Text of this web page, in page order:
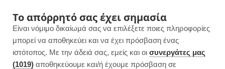
a
c
n
s
i
n
o
u
Το απόρρητό σας έχει σημασία
Είναι νόμιμο δικαίωμά σας να επιλέξετε ποιες πληροφορίες
μπορεί να αποθηκεύει και να έχει πρόσβαση ένας
ιστότοπος. Με την άδειά σας, εμείς και οι συνεργάτες μας
(1019) αποθηκεύουμε και/ή έχουμε πρόσβαση σε